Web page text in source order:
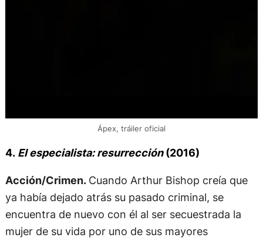
Ápex, tráiler oficial
4. El especialista: resurrección(2016)
Acción/Crimen. Cuando Arthur Bishop creía que
ya había dejado atrás su pasado criminal, se
encuentra de nuevo con él al ser secuestrada la
mujer de su vida por uno de sus mayores